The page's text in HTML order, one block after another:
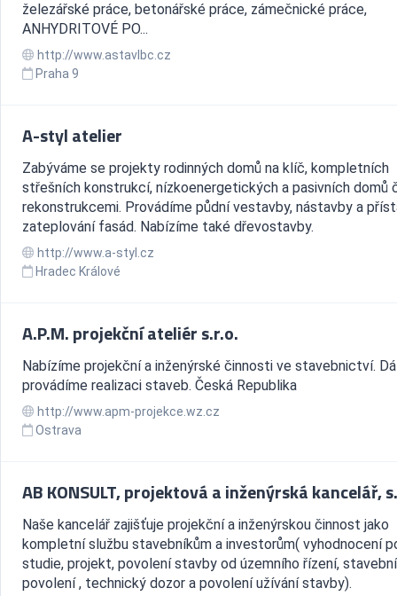
železářské práce, betonářské práce, zámečnické práce,
ANHYDRITOVÉ PO...
http://www.astavlbc.cz
Praha 9
A-styl atelier
Zabýváme se projekty rodinných domů na klíč, kompletních
střešních konstrukcí, nízkoenergetických a pasivních domů
rekonstrukcemi. Provádíme půdní vestavby, nástavby a
zateplování fasád. Nabízíme také dřevostavby.
http://www.a-styl.cz
Hradec Králové
A.P.M. projekční ateliér s.r.o.
Nabízíme projekční a inženýrské činnosti ve stavebnictví.
provádíme realizaci staveb. Česká Republika
http://www.apm-projekce.wz.cz
Ostrava
AB KONSULT, projektová a inženýrská kancelář,
Naše kancelář zajišťuje projekční a inženýrskou činnost jako
kompletní službu stavebníkům a investorům( vyhodnocení
studie, projekt, povolení stavby od územního řízení, stavební
povolení , technický dozor a povolení užívání stavby).